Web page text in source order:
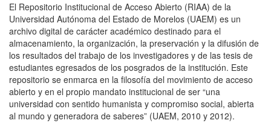
El Repositorio Institucional de Acceso Abierto (RIAA) de la
Universidad Autónoma del Estado de Morelos (UAEM) es un
archivo digital de carácter académico destinado para el
almacenamiento, la organización, la preservación y la difusión de
los resultados del trabajo de los investigadores y de las tesis de
estudiantes egresados de los posgrados de la institución. Este
repositorio se enmarca en la filosofía del movimiento de acceso
abierto y en el propio mandato institucional de ser “una
universidad con sentido humanista y compromiso social, abierta
al mundo y generadora de saberes” (UAEM, 2010 y 2012).